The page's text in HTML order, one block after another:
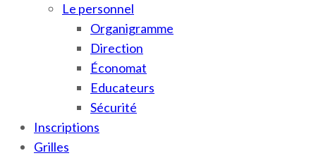
Le personnel
Organigramme
Direction
Économat
Educateurs
Sécurité
Inscriptions
Grilles